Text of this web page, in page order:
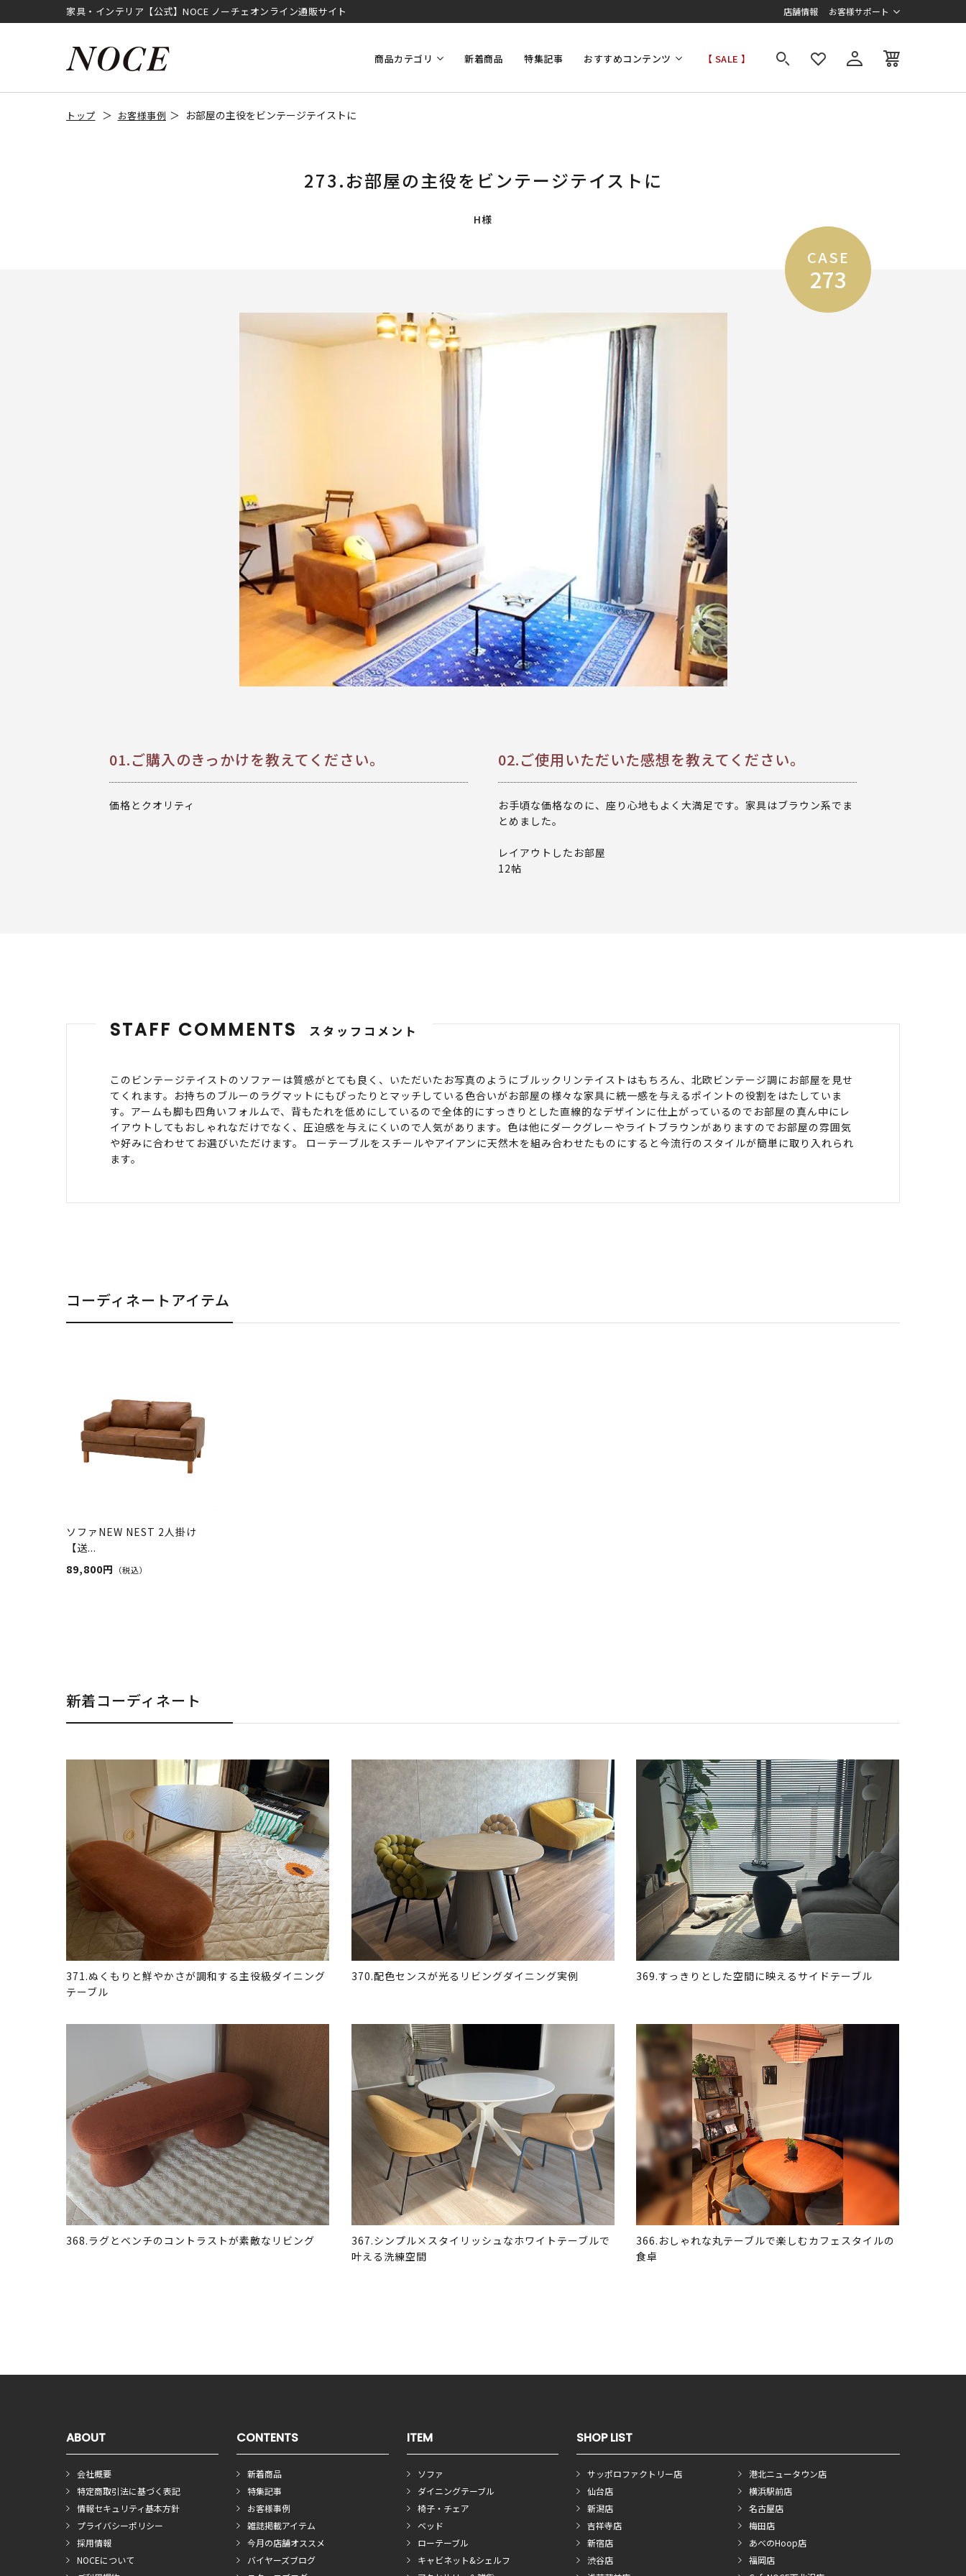
家具・インテリア【公式】NOCE ノーチェオンライン通販サイト 店舗情報 お客様サポート
商品カテゴリ 新着商品 特集記事 おすすめコンテンツ 【 SALE 】
トップ お客様事例 お部屋の主役をビンテージテイストに
273.お部屋の主役をビンテージテイストに
H様
CASE
273
01.ご購入のきっかけを教えてください。
価格とクオリティ
02.ご使用いただいた感想を教えてください。
お手頃な価格なのに、座り心地もよく大満足です。家具はブラウン系でま
とめました。
レイアウトしたお部屋
12帖
STAFF COMMENTS スタッフコメント
このビンテージテイストのソファーは質感がとても良く、いただいたお写真のようにブルックリンテイストはもちろん、北欧ビンテージ調にお部屋を見せ
てくれます。お持ちのブルーのラグマットにもぴったりとマッチしている色合いがお部屋の様々な家具に統一感を与えるポイントの役割をはたしていま
す。アームも脚も四角いフォルムで、背もたれを低めにしているので全体的にすっきりとした直線的なデザインに仕上がっているのでお部屋の真ん中にレ
イアウトしてもおしゃれなだけでなく、圧迫感を与えにくいので人気があります。色は他にダークグレーやライトブラウンがありますのでお部屋の雰囲気
や好みに合わせてお選びいただけます。 ローテーブルをスチールやアイアンに天然木を組み合わせたものにすると今流行のスタイルが簡単に取り入れられ
ます。
コーディネートアイテム
ソファNEW NEST 2人掛け
【送...
89,800円
（税込）
新着コーディネート
371.ぬくもりと鮮やかさが調和する主役級ダイニング
テーブル
370.配色センスが光るリビングダイニング実例 369.すっきりとした空間に映えるサイドテーブル
368.ラグとベンチのコントラストが素敵なリビング
367.シンプル×スタイリッシュなホワイトテーブルで
叶える洗練空間
366.おしゃれな丸テーブルで楽しむカフェスタイルの
食卓
ABOUT
会社概要
特定商取引法に基づく表記
情報セキュリティ基本方針
プライバシーポリシー
採用情報
NOCEについて
CONTENTS
新着商品
特集記事
お客様事例
雑誌掲載アイテム
今月の店舗オススメ
バイヤーズブログ
ITEM
ソファ
ダイニングテーブル
椅子・チェア
ベッド
ローテーブル
キャビネット&シェルフ
SHOP LIST
サッポロファクトリー店
仙台店
新潟店
吉祥寺店
新宿店
渋谷店
港北ニュータウン店
横浜駅前店
名古屋店
梅田店
あべのHoop店
福岡店